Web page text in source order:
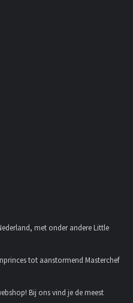
met onder andere Little
tot aanstormend Masterchef
Bij ons vind je de meest